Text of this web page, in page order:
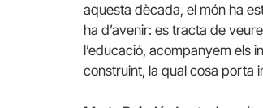
aquesta dècada, el món ha
ha d’avenir: es tracta de
l’educació, acompanyem els
construint, la qual cosa porta